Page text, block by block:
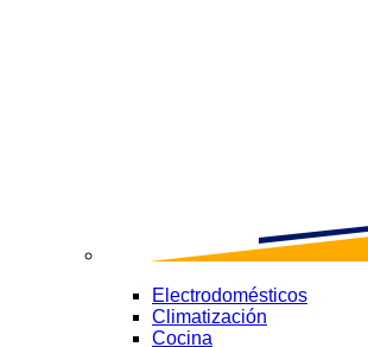
Electrodomésticos
Climatización
Cocina